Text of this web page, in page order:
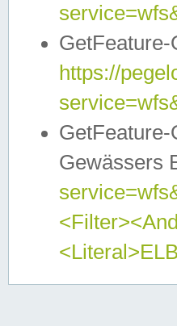
https://
Gewässers